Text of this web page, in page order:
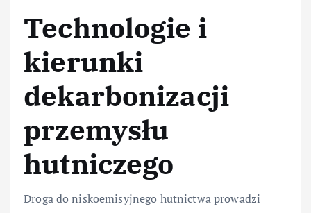
Technologie i
kierunki
dekarbonizacji
przemysłu
hutniczego
Droga do niskoemisyjnego hutnictwa prowadzi